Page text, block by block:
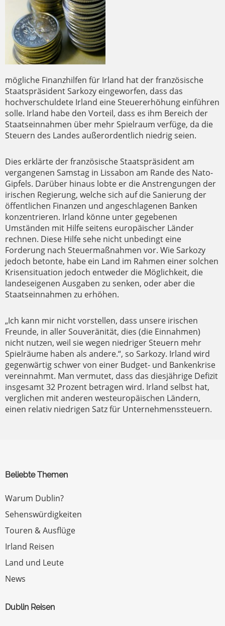
mögliche Finanzhilfen für Irland hat der französische
Staatspräsident Sarkozy eingeworfen, dass das
hochverschuldete Irland eine Steuererhöhung einführen
solle. Irland habe den Vorteil, dass es ihm Bereich der
Staatseinnahmen über mehr Spielraum verfüge, da die
Steuern des Landes außerordentlich niedrig seien.
Dies erklärte der französische Staatspräsident am
vergangenen Samstag in Lissabon am Rande des Nato-
Gipfels. Darüber hinaus lobte er die Anstrengungen der
irischen Regierung, welche sich auf die Sanierung der
öffentlichen Finanzen und angeschlagenen Banken
konzentrieren. Irland könne unter gegebenen
Umständen mit Hilfe seitens europäischer Länder
rechnen. Diese Hilfe sehe nicht unbedingt eine
Forderung nach Steuermaßnahmen vor. Wie Sarkozy
jedoch betonte, habe ein Land im Rahmen einer solchen
Krisensituation jedoch entweder die Möglichkeit, die
landeseigenen Ausgaben zu senken, oder aber die
Staatseinnahmen zu erhöhen.
„Ich kann mir nicht vorstellen, dass unsere irischen
Freunde, in aller Souveränität, dies (die Einnahmen)
nicht nutzen, weil sie wegen niedriger Steuern mehr
Spielräume haben als andere.“, so Sarkozy. Irland wird
gegenwärtig schwer von einer Budget- und Bankenkrise
vereinnahmt. Man vermutet, dass das diesjährige Defizit
insgesamt 32 Prozent betragen wird. Irland selbst hat,
verglichen mit anderen westeuropäischen Ländern,
einen relativ niedrigen Satz für Unternehmenssteuern.
Beliebte Themen
Warum Dublin?
Sehenswürdigkeiten
Touren & Ausflüge
Irland Reisen
Land und Leute
News
Dublin Reisen